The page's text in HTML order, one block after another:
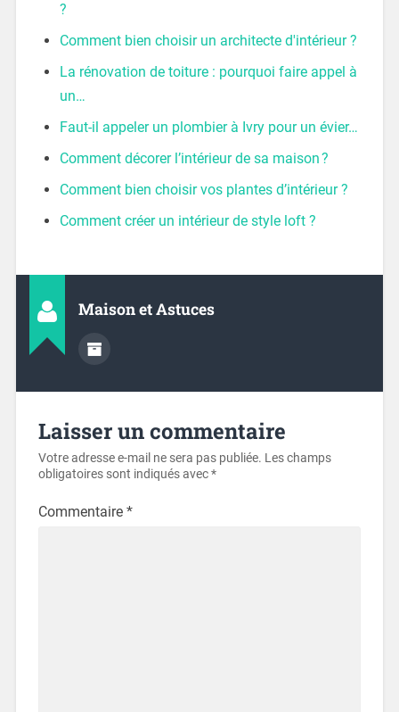
?
Comment bien choisir un architecte d'intérieur ?
La rénovation de toiture : pourquoi faire appel à
un…
Faut-il appeler un plombier à Ivry pour un évier…
Comment décorer l’intérieur de sa maison ?
Comment bien choisir vos plantes d’intérieur ?
Comment créer un intérieur de style loft ?
Maison et Astuces
Laisser un commentaire
Votre adresse e-mail ne sera pas publiée. Les champs
obligatoires sont indiqués avec*
Commentaire *